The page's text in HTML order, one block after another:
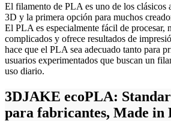
El filamento de PLA es uno de los clásicos
3D y la primera opción para muchos
El PLA es especialmente fácil de procesar,
complicados y ofrece resultados de
hace que el PLA sea adecuado tanto para
usuarios experimentados que buscan un
uso diario.
3DJAKE ecoPLA:
para fabricantes, Made in